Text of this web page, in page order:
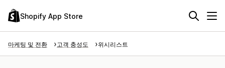
Shopify App Store
마케팅 및 전환 고객 충성도 위시리스트